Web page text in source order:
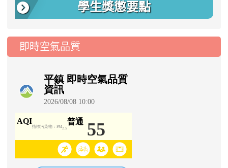
學生獎懲要點
即時空氣品質